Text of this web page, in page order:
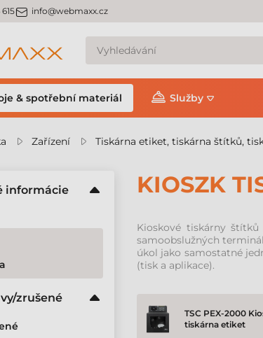
m_email info@webmaxx.cz
& spotřební materiál Služby
Zařízení Tiskárna etiket, tiskárna štítků,
KIOSZK
Kioskové tiskárny
samoobslužných
úkol jako samostatné
(tisk a aplikace).
TSC PEX-2000
tiskárna etiket
informácie
zrušené